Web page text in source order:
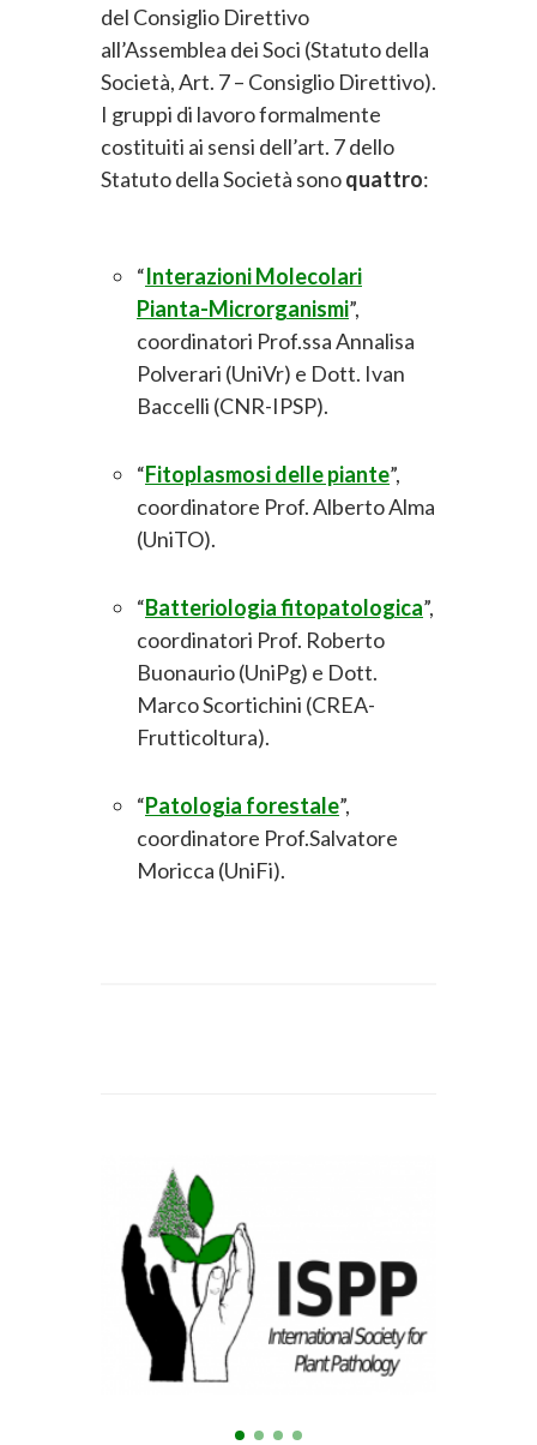
del Consiglio Direttivo
all’Assemblea dei Soci (Statuto della
Società, Art. 7 – Consiglio Direttivo).
I gruppi di lavoro formalmente
costituiti ai sensi dell’art. 7 dello
Statuto della Società sonoquattro:
“Interazioni Molecolari
Pianta-Microrganismi”,
coordinatori Prof.ssa Annalisa
Polverari (UniVr) e Dott. Ivan
Baccelli (CNR-IPSP).
“Fitoplasmosi delle piante”,
coordinatore Prof. Alberto Alma
(UniTO).
“Batteriologia fitopatologica”,
coordinatori Prof. Roberto
Buonaurio (UniPg) e Dott.
Marco Scortichini (CREA-
Frutticoltura).
“Patologia forestale”,
coordinatore Prof.Salvatore
Moricca (UniFi).